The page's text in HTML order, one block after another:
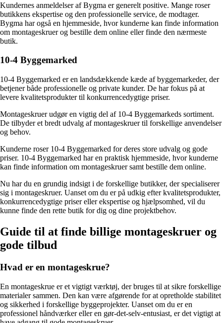
Kundernes anmeldelser af Bygma er generelt positive. Mange roser
butikkens ekspertise og den professionelle service, de modtager.
Bygma har også en hjemmeside, hvor kunderne kan finde information
om montageskruer og bestille dem online eller finde den nærmeste
butik.
10-4 Byggemarked
10-4 Byggemarked er en landsdækkende kæde af byggemarkeder, der
betjener både professionelle og private kunder. De har fokus på at
levere kvalitetsprodukter til konkurrencedygtige priser.
Montageskruer udgør en vigtig del af 10-4 Byggemarkeds sortiment.
De tilbyder et bredt udvalg af montageskruer til forskellige anvendelser
og behov.
Kunderne roser 10-4 Byggemarked for deres store udvalg og gode
priser. 10-4 Byggemarked har en praktisk hjemmeside, hvor kunderne
kan finde information om montageskruer samt bestille dem online.
Nu har du en grundig indsigt i de forskellige butikker, der specialiserer
sig i montageskruer. Uanset om du er på udkig efter kvalitetsprodukter,
konkurrencedygtige priser eller ekspertise og hjælpsomhed, vil du
kunne finde den rette butik for dig og dine projektbehov.
Guide til at finde billige montageskruer og
gode tilbud
Hvad er en montageskrue?
En montageskrue er et vigtigt værktøj, der bruges til at sikre forskellige
materialer sammen. Den kan være afgørende for at opretholde stabilitet
og sikkerhed i forskellige byggeprojekter. Uanset om du er en
professionel håndværker eller en gør-det-selv-entusiast, er det vigtigt at